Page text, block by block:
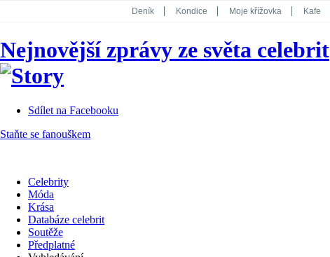
Deník Kondice Moje křížovka Kafe
Koktejl
Nejnovější zprávy ze světa celebrit
Sdílet na Facebooku
Staňte se fanouškem
Celebrity
Móda
Krása
Databáze celebrit
Soutěže
Předplatné